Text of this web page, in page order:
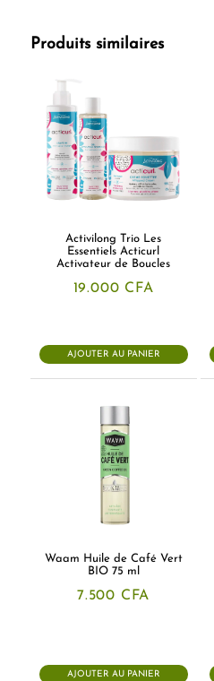
Produits similaires
Activilong Trio Les
Essentiels Acticurl
Activateur de Boucles
19.000 CFA
AJOUTER AU PANIER
Waam Huile de Café Vert
BIO 75 ml
7.500 CFA
AJOUTER AU PANIER